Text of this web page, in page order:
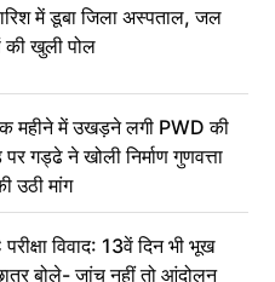
में डूबा जिला अस्पताल, जल
की खुली पोल
महीने में उखड़ने लगी PWD की
गड्ढे ने खोली निर्माण गुणवत्ता
उठी मांग
विवाद: 13वें दिन भी भूख
बोले- जांच नहीं तो आंदोलन